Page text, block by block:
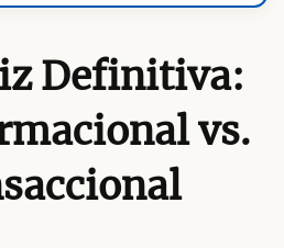
Definitiva:
vs.